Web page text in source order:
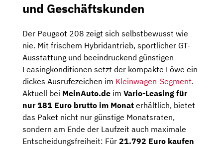
und Geschäftskunden
Der Peugeot 208 zeigt sich selbstbewusst wie
nie. Mit frischem Hybridantrieb, sportlicher GT-
Ausstattung und beeindruckend günstigen
Leasingkonditionen setzt der kompakte Löwe ein
dickes Ausrufezeichen im Kleinwagen-Segment.
Aktuell bei MeinAuto.de im Vario-Leasing für
nur181 Euro brutto im Monat erhältlich, bietet
das Paket nicht nur günstige Monatsraten,
sondern am Ende der Laufzeit auch maximale
Entscheidungsfreiheit: Für 21.792 Euro kaufen